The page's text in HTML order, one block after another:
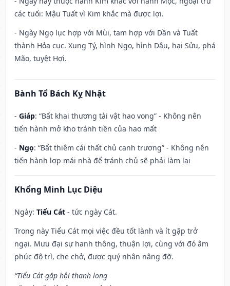
các tuổi: Mậu Tuất vì Kim khắc mà được lợi.
- Ngày Ngọ lục hợp với Mùi, tam hợp với Dần và Tuất
thành Hỏa cục. Xung Tý, hình Ngọ, hình Dậu, hại Sửu, phá
Mão, tuyệt Hợi.
Bành Tổ Bách Kỵ Nhật
- Giáp: “Bất khai thương tài vật hao vong” - Không nên
tiến hành mở kho tránh tiền của hao mất
- Ngọ: “Bất thiêm cái thất chủ canh trương” - Không nên
tiến hành lợp mái nhà để tránh chủ sẽ phải làm lại
Khổng Minh Lục Diệu
Ngày: Tiểu Cát - tức ngày Cát.
Trong này Tiểu Cát mọi việc đều tốt lành và ít gặp trở
ngại. Mưu đại sự hanh thông, thuận lợi, cùng với đó âm
phúc độ trì, che chở, được quý nhân nâng đỡ.
“Tiểu Cát gặp hội thanh long